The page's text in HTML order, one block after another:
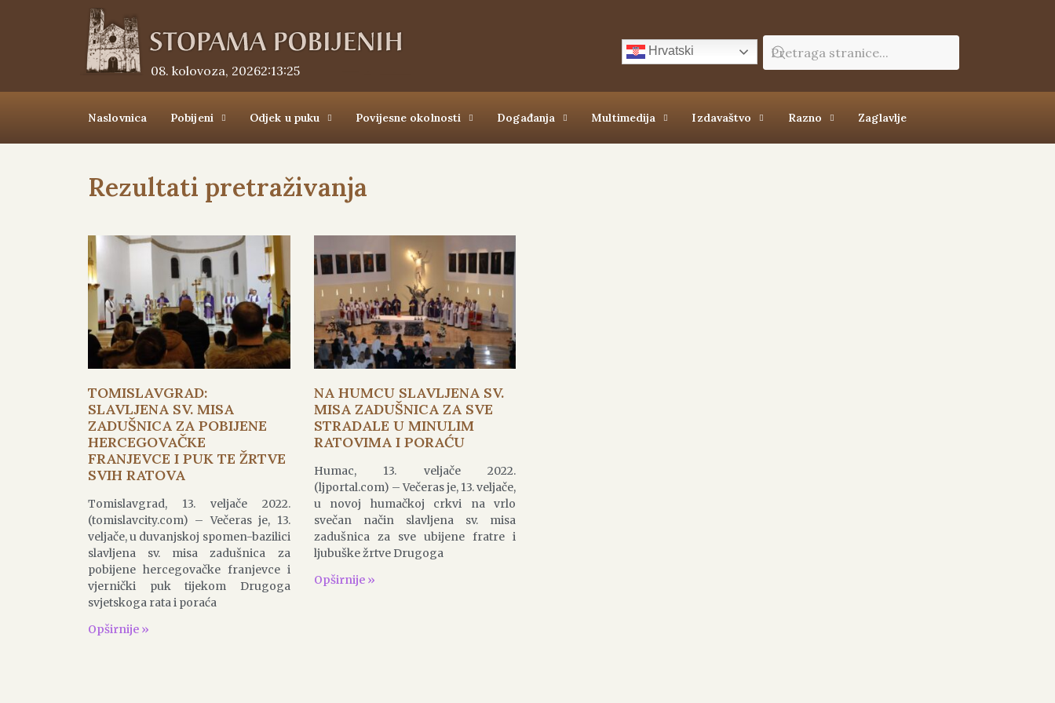
Hrvatski
08. kolovoza, 2026.2:13:26
Naslovnica Pobijeni Odjek u puku Povijesne okolnosti Događanja Multimedija Izdavaštvo Razno Zaglavlje
Rezultati pretraživanja
TOMISLAVGRAD:
SLAVLJENA SV. MISA
ZADUŠNICA ZA POBIJENE
HERCEGOVAČKE
FRANJEVCE I PUK TE ŽRTVE
SVIH RATOVA
Tomislavgrad, 13. veljače 2022.
(tomislavcity.com) – Večeras je, 13.
veljače, u duvanjskoj spomen-bazilici
slavljena sv. misa zadušnica za
pobijene hercegovačke franjevce i
vjernički puk tijekom Drugoga
svjetskoga rata i poraća
Opširnije »
NA HUMCU SLAVLJENA SV.
MISA ZADUŠNICA ZA SVE
STRADALE U MINULIM
RATOVIMA I PORAĆU
Humac, 13. veljače 2022.
(ljportal.com) – Večeras je, 13. veljače,
u novoj humačkoj crkvi na vrlo
svečan način slavljena sv. misa
zadušnica za sve ubijene fratre i
ljubuške žrtve Drugoga
Opširnije »